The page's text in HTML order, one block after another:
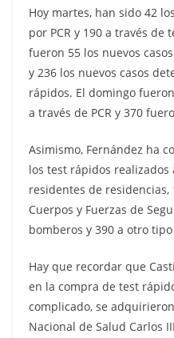
Hoy martes, han sido 42
por PCR y 190 a través de
fueron 55 los nuevos
y 236 los nuevos casos
rápidos. El domingo
a través de PCR y 370
Asimismo, Fernández ha
los test rápidos realizados
residentes de residencias,
Cuerpos y Fuerzas de
bomberos y 390 a otro
Hay que recordar que
en la compra de test
complicado, se
Nacional de Salud Carlos